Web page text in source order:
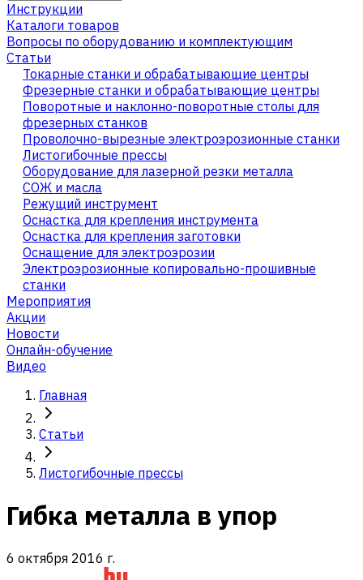
Инструкции
Каталоги товаров
Вопросы по оборудованию и комплектующим
Статьи
Токарные станки и обрабатывающие центры
Фрезерные станки и обрабатывающие центры
Поворотные и наклонно-поворотные столы для
фрезерных станков
Проволочно-вырезные электроэрозионные станки
Листогибочные прессы
Оборудование для лазерной резки металла
СОЖ и масла
Режущий инструмент
Оснастка для крепления инструмента
Оснастка для крепления заготовки
Оснащение для электроэрозии
Электроэрозионные копировально-прошивные
станки
Мероприятия
Акции
Новости
Онлайн-обучение
Видео
Главная
Статьи
Листогибочные прессы
Гибка металла в упор
6 октября 2016 г.